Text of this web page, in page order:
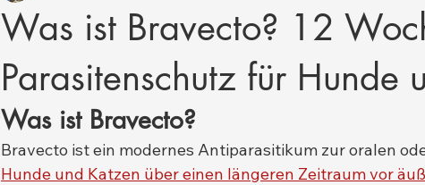
Was ist Bravecto? 12
Parasitenschutz für Hunde
Was ist Bravecto?
Bravecto ist ein modernes Antiparasitikum zur oralen
Hunde und Katzen über einen längeren Zeitraum vor